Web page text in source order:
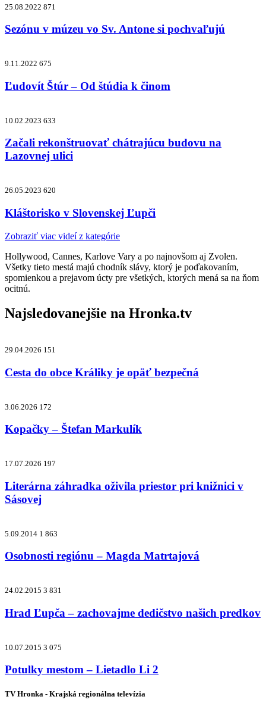
25.08.2022 871
Sezónu v múzeu vo Sv. Antone si pochvaľujú
9.11.2022 675
Ľudovít Štúr – Od štúdia k činom
10.02.2023 633
Začali rekonštruovať chátrajúcu budovu na
Lazovnej ulici
26.05.2023 620
Kláštorisko v Slovenskej Ľupči
Zobraziť viac videí z kategórie
Hollywood, Cannes, Karlove Vary a po najnovšom aj Zvolen.
Všetky tieto mestá majú chodník slávy, ktorý je poďakovaním,
spomienkou a prejavom úcty pre všetkých, ktorých mená sa na ňom
ocitnú.
Najsledovanejšie na Hronka.tv
29.04.2026 151
Cesta do obce Králiky je opäť bezpečná
3.06.2026 172
Kopačky – Štefan Markulík
17.07.2026 197
Literárna záhradka oživila priestor pri knižnici v
Sásovej
5.09.2014 1 863
Osobnosti regiónu – Magda Matrtajová
24.02.2015 3 831
Hrad Ľupča – zachovajme dedičstvo našich predkov
10.07.2015 3 075
Potulky mestom – Lietadlo Li 2
TV Hronka - Krajská regionálna televízia